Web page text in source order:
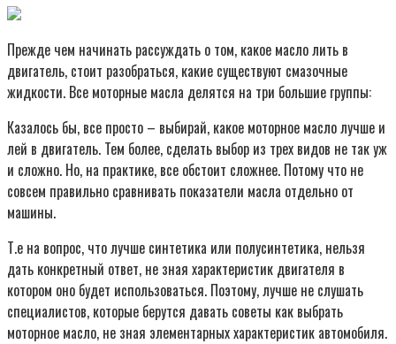
Прежде чем начинать рассуждать о том, какое масло лить в
двигатель, стоит разобраться, какие существуют смазочные
жидкости. Все моторные масла делятся на три большие группы:
Казалось бы, все просто – выбирай, какое моторное масло лучше и
лей в двигатель. Тем более, сделать выбор из трех видов не так уж
и сложно. Но, на практике, все обстоит сложнее. Потому что не
совсем правильно сравнивать показатели масла отдельно от
машины.
Т.е на вопрос, что лучше синтетика или полусинтетика, нельзя
дать конкретный ответ, не зная характеристик двигателя в
котором оно будет использоваться. Поэтому, лучше не слушать
специалистов, которые берутся давать советы как выбрать
моторное масло, не зная элементарных характеристик автомобиля.